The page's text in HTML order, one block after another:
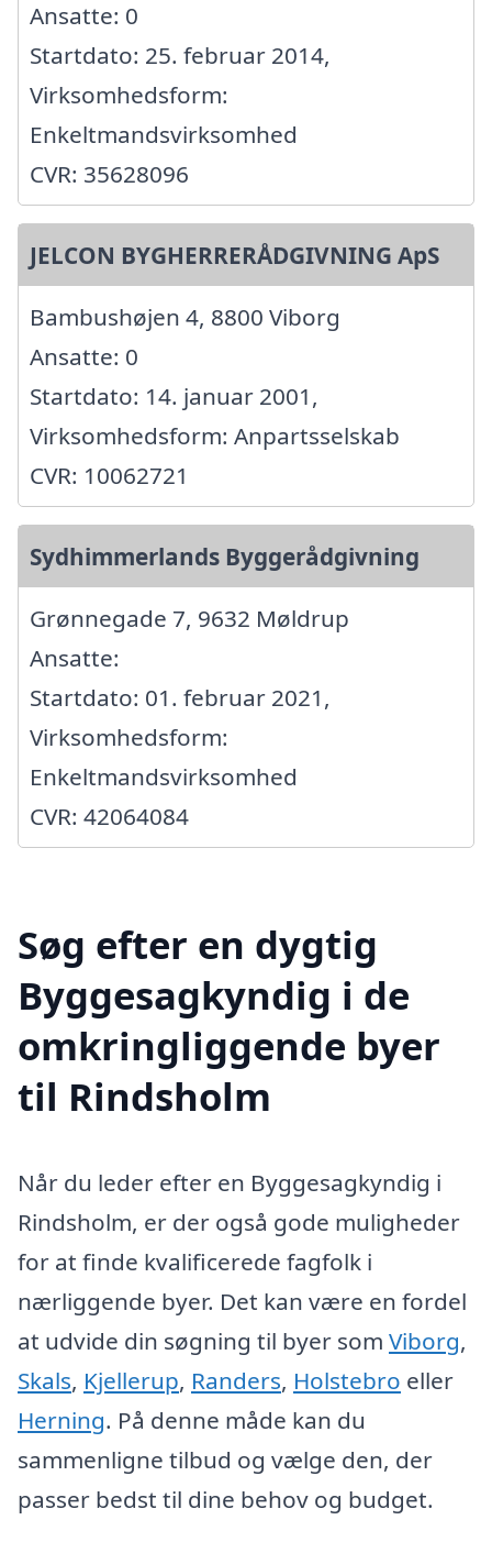
Ansatte: 0
Startdato: 25. februar 2014,
Virksomhedsform:
Enkeltmandsvirksomhed
CVR: 35628096
JELCON BYGHERRERÅDGIVNING ApS
Bambushøjen 4, 8800 Viborg
Ansatte: 0
Startdato: 14. januar 2001,
Virksomhedsform: Anpartsselskab
CVR: 10062721
Sydhimmerlands Byggerådgivning
Grønnegade 7, 9632 Møldrup
Ansatte:
Startdato: 01. februar 2021,
Virksomhedsform:
Enkeltmandsvirksomhed
CVR: 42064084
Søg efter en dygtig
Byggesagkyndig i de
omkringliggende byer
til Rindsholm
Når du leder efter en Byggesagkyndig i
Rindsholm, er der også gode muligheder
for at finde kvalificerede fagfolk i
nærliggende byer. Det kan være en fordel
at udvide din søgning til byer som Viborg,
Skals, Kjellerup, Randers, Holstebro eller
Herning. På denne måde kan du
sammenligne tilbud og vælge den, der
passer bedst til dine behov og budget.